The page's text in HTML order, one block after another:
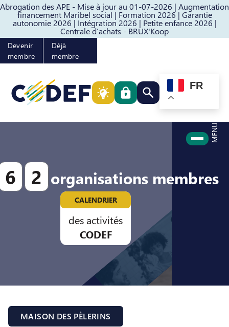
Abrogation des APE - Mise à jour au 01-07-2026 | Augmentation
financement Maribel social | Formation 2026 | Garantie
autonomie 2026 | Intégration 2026 | Petite enfance 2026 |
Centrale d’achats - BRUX'Koop
Passer au contenuPasser au pied de page
Devenir
membre
Déjà
membre
Rechercher quelque
FR
MENU
6 2 organisations membres
CALENDRIER
des activités
CODEF
MAISON DES PÈLERINS